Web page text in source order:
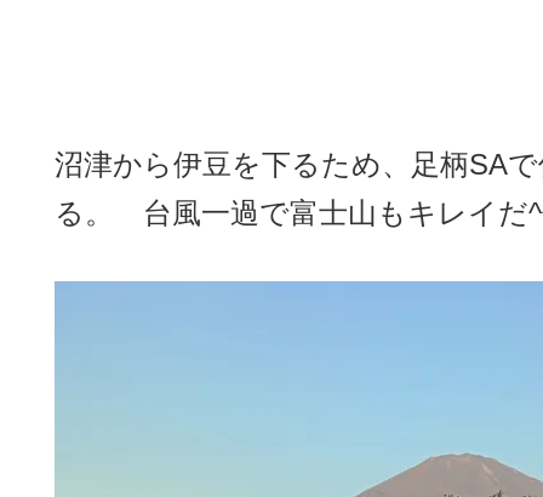
沼津から伊豆を下るため、足柄SA
る。 台風一過で富士山もキレイだ